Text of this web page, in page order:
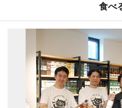
食べ